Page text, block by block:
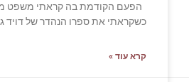
הפעם הקודמת בה קראתי משפט
כשקראתי את ספרו הנהדר של דויד
קרא עוד »